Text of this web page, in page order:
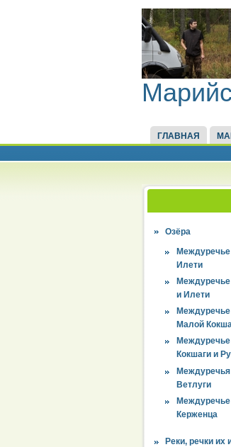
ГЛАВНАЯ
Озёра
Междуречье
Илети
и Илети
Малой
Кокшаги и
Междуречья
Ветлуги
Междуречье
Керженца
Реки, речки их